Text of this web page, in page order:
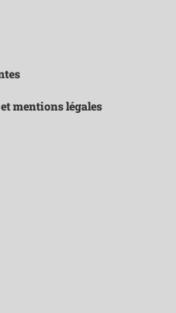
mentions légales